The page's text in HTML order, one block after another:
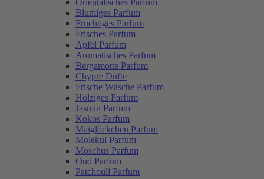
Orientalisches Parfum
Blumiges Parfum
Fruchtiges Parfum
Frisches Parfum
Apfel Parfum
Aromatisches Parfum
Bergamotte Parfum
Chypre Düfte
Frische Wäsche Parfum
Holziges Parfum
Jasmin Parfum
Kokos Parfum
Maiglöckchen Parfum
Molekül Parfum
Moschus Parfum
Oud Parfum
Patchouli Parfum